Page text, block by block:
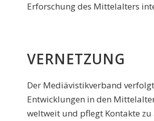
Erforschung des Mittelalters
VERNETZUNG
Der Mediävistikverband
Entwicklungen in den
weltweit und pflegt Kontakte zu